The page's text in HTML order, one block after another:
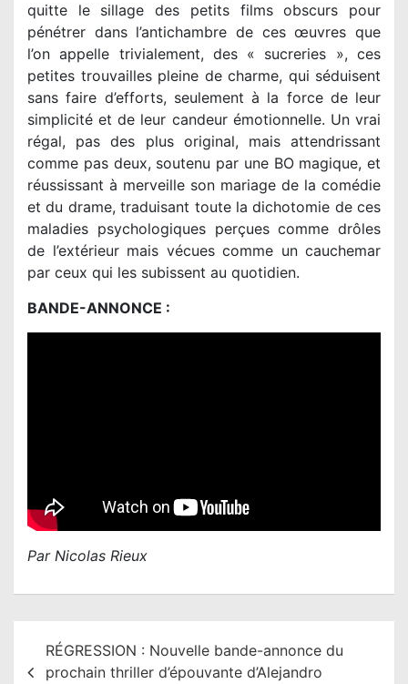
quitte le sillage des petits films obscurs pour
pénétrer dans l’antichambre de ces œuvres que
l’on appelle trivialement, des « sucreries », ces
petites trouvailles pleine de charme, qui séduisent
sans faire d’efforts, seulement à la force de leur
simplicité et de leur candeur émotionnelle. Un vrai
régal, pas des plus original, mais attendrissant
comme pas deux, soutenu par une BO magique, et
réussissant à merveille son mariage de la comédie
et du drame, traduisant toute la dichotomie de ces
maladies psychologiques perçues comme drôles
de l’extérieur mais vécues comme un cauchemar
par ceux qui les subissent au quotidien.
BANDE-ANNONCE :
Par Nicolas Rieux
RÉGRESSION : Nouvelle bande-annonce du
prochain thriller d’épouvante d’Alejandro